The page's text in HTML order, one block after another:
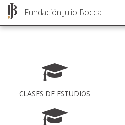
Pasar
Fundación Julio Bocca
CLASES DE ESTUDIOS